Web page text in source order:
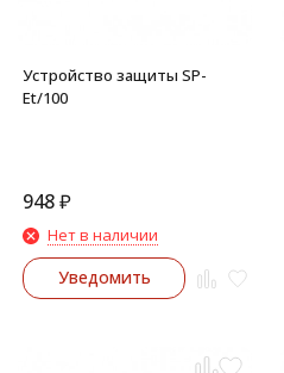
Устройство защиты SP-
Et/100
948₽
Нет в наличии
Уведомить